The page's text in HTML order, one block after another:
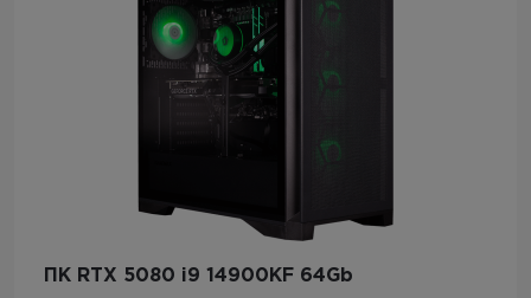
ПК RTX 5080 i9 14900KF 64Gb